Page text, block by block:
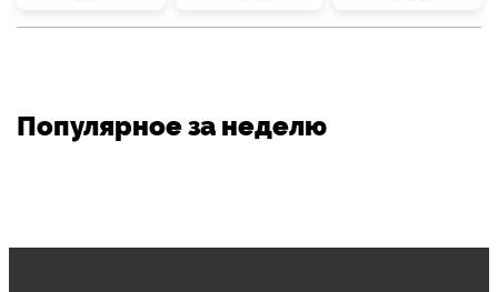
Популярное за неделю